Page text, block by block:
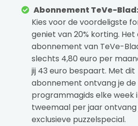
Abonnement TeVe-
Kies voor de voordeligste
geniet van 20% korting. Het
abonnement van TeVe-
slechts 4,80 euro per
jij 43 euro bespaart. Met dit
abonnement ontvang je de
programmagids elke week
tweemaal per jaar ontvang
exclusieve puzzelspecial.